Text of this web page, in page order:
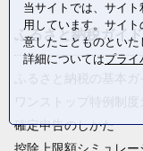
ふるさと納税ガイド
ふるさと納税の基本
ワンストップ特例制度
確定申告のしかた
当サイトでは、サイ
用しています。サイ
意したことものといた
詳細についてはプライ